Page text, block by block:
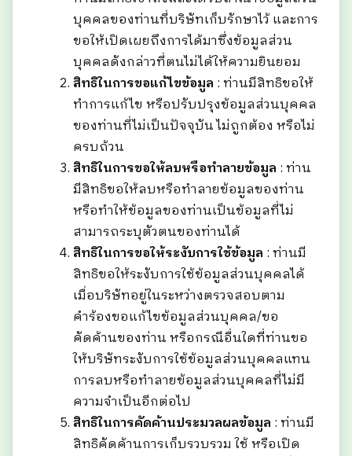
บุคคลของท่านที่บริษัทเก็บรักษาไว้ และการ
ขอให้เปิดเผยถึงการได้มาซึ่งข้อมูลส่วน
บุคคลดังกล่าวที่ตนไม่ได้ให้ความยินยอม
สิทธิในการขอแก้ไขข้อมูล : ท่านมีสิทธิขอให้
ทำการแก้ไข หรือปรับปรุงข้อมูลส่วนบุคคล
ของท่านที่ไม่เป็นปัจจุบัน ไม่ถูกต้อง หรือไม่
ครบถ้วน
สิทธิในการขอให้ลบหรือทำลายข้อมูล : ท่าน
มีสิทธิขอให้ลบหรือทำลายข้อมูลของท่าน
หรือทำให้ข้อมูลของท่านเป็นข้อมูลที่ไม่
สามารถระบุตัวตนของท่านได้
สิทธิในการขอให้ระงับการใช้ข้อมูล : ท่านมี
สิทธิขอให้ระงับการใช้ข้อมูลส่วนบุคคลได้
เมื่อบริษัทอยู่ในระหว่างตรวจสอบตาม
คำร้องขอแก้ไขข้อมูลส่วนบุคคล/ขอ
คัดค้านของท่าน หรือกรณีอื่นใดที่ท่านขอ
ให้บริษัทระงับการใช้ข้อมูลส่วนบุคคลแทน
การลบหรือทำลายข้อมูลส่วนบุคคลที่ไม่มี
ความจำเป็นอีกต่อไป
สิทธิในการคัดค้านประมวลผลข้อมูล : ท่านมี
สิทธิคัดค้านการเก็บรวบรวม ใช้ หรือเปิด